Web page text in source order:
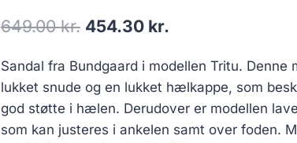
649.00kr. Den
pris
var:
649.00 kr..
454.30 kr.
pris
er:
454.30 kr..
Sandal fra Bundgaard i modellen Tritu. Denne
lukket snude og en lukket hælkappe, som
god støtte i hælen. Derudover er modellen
som kan justeres i ankelen samt over foden.